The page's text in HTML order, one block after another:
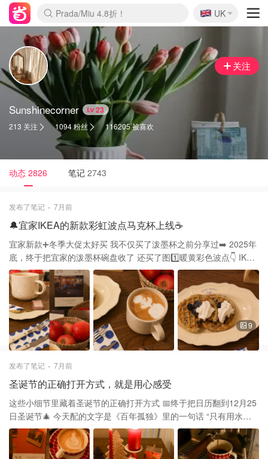
麦卢卡蜂蜜夏促！个位数！
Prada/Miu 4.8折！
啥？必胜客披萨5折！ 🇬🇧
UK
关注
Sunshinecorner 23
213 关注 1094 粉丝 116205 被喜欢
动态 2826 笔记 2743
发布了笔记 7月前
🔔宜家IKEA的新款彩虹波点马克杯上线☕️
宜家新款➕冬季大促太好买 我不仅买了泼墨杯之前分享过➡️ 2025年
底，终于把宜家的泼墨杯碗盘收了 还买了图1️⃣暖黄彩色波点👇 IKEA
宜家新品真的每个都想入 马克杯TOBISFISK托比菲斯克 颜色以温暖
米色为主，带斑点图案，质感自然朴素 TOBISFISK是宜家近期推出
的一系列新款马克杯 它主打简约北欧风与日常实用性 这只暖黄色像
小黄鸭一样还有彩色波点设计 看到它会觉得很温暖，像冬日里的暖
阳 这款杯子在不同地区的宜家线上商城都有上架 看到国内这款杯子
也超级火🔥名副其实的网红新品 它比泼墨杯容量大适合平时普通咖
啡，茶或日常饮品使用 做拉花拿铁☕️似乎有一丢丢大了 拉花缸倒到
最上线打出来的奶泡也不够倒满杯 这次奶泡又打的有点过再加上杯
养方面都非常人性化 放在洗碗机清洗和微波炉加热都可以 在打折区
买了手编小竹筐 $1.99 放点水果在桌上方便拿取又有一定装饰性
Blueberry waffle在Lidl买的 面包机加热放一点蓝莓🫐挤上奶油 就是
一份暖心甜点，和杯子很搭
9
发布了笔记 7月前
圣诞节的正确打开方式，就是用心感受
这些小细节里藏着圣诞节的正确打开方式 📅终于把日历翻到12月25
日圣诞节🎄 今天配的文字是《百年孤独》里的一句话 “只有用水将
心上的雾气淘洗干净 荣光才会照亮最初的梦想” 大概的意思是人生
中需要清除内心的迷茫浮躁 心才能回归本真，实现最初的理想 蛮适
合这个充满了梦想和祝福的节日 🕯️圣诞是我最喜欢的节日之一 因为